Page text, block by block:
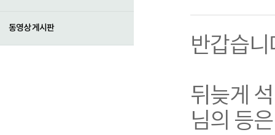
동영상 게시판
반갑습니
뒤늦게
님의 등